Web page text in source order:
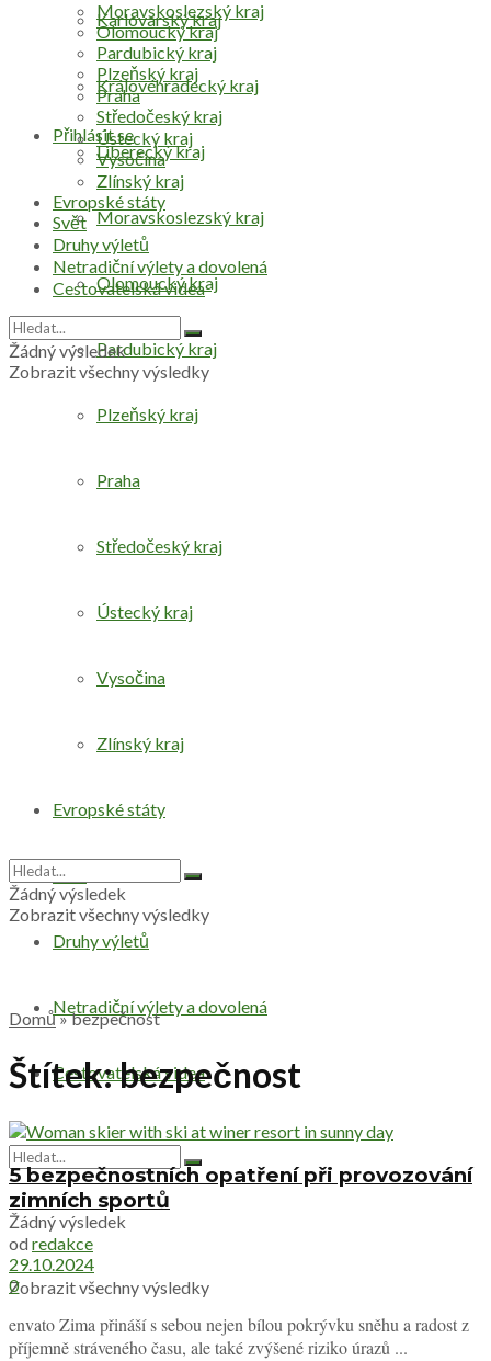
Přihlásit se
Karlovarský kraj
Královéhradecký kraj
Liberecký kraj
Moravskoslezský kraj
Olomoucký kraj
Pardubický kraj
Plzeňský kraj
Praha
Středočeský kraj
Ústecký kraj
Vysočina
Zlínský kraj
Evropské státy
Svět
Druhy výletů
Netradiční výlety a dovolená
Cestovatelská videa
Žádný výsledek
Zobrazit všechny výsledky
Moravskoslezský kraj
Olomoucký kraj
Pardubický kraj
Plzeňský kraj
Praha
Středočeský kraj
Ústecký kraj
Vysočina
Zlínský kraj
Evropské státy
Svět
Druhy výletů
Netradiční výlety a dovolená
Cestovatelská videa
Žádný výsledek
Zobrazit všechny výsledky
Žádný výsledek
Zobrazit všechny výsledky
Domů»bezpečnost
Štítek:bezpečnost
5 bezpečnostních opatření při provozování
zimních sportů
od redakce
29.10.2024
0
envato Zima přináší s sebou nejen bílou pokrývku sněhu a radost z
příjemně stráveného času, ale také zvýšené riziko úrazů ...